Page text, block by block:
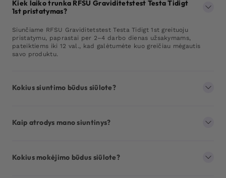
Kiek laiko trunka RFSU Graviditetstest Testa Tidigt
1st pristatymas?
Siunčiame RFSU Graviditetstest Testa Tidigt 1st greituoju
pristatymu, paprastai per 2–4 darbo dienas užsakymams,
pateiktiems iki 12 val., kad galėtumėte kuo greičiau mėgautis
savo produktu.
Kokius siuntimo būdus siūlote?
Kaip atrodys mano siuntinys?
Kokius mokėjimo būdus siūlote?